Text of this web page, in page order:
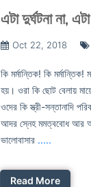
এটা দুর্ঘটনা না,
Oct 22, 2018
কি মর্মান্তিক! কি
হয়। ওরা কি ছোট বেলায়
ওদের কি স্ত্রী-সন্তানাদি
আদর স্নেহ মমত্ববোধ আর
ভালোবাসার .....
Read More